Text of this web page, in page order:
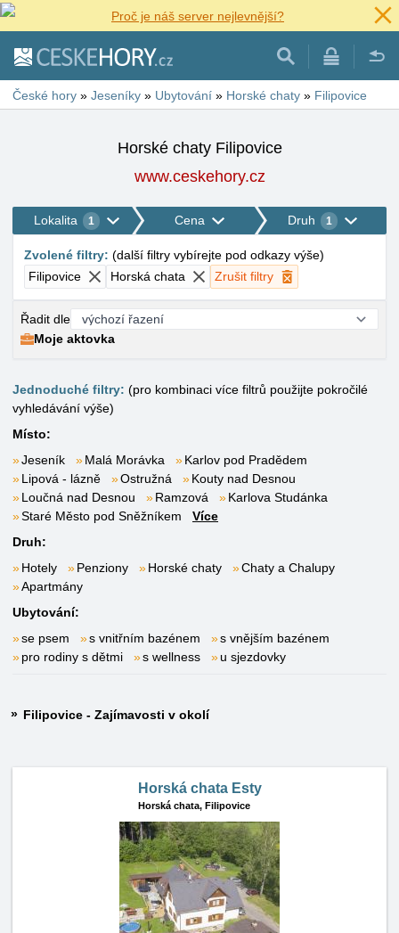
Proč je náš server nejlevnější?
České hory » Jeseníky » Ubytování » Horské chaty » Filipovice
Horské chaty Filipovice
www.ceskehory.cz
Lokalita 1 Cena Druh 1
Zvolené filtry: (další filtry vybírejte pod odkazy výše)
Filipovice
Horská chata Zrušit filtry
Řadit dle
Moje aktovka
Jednoduché filtry: (pro kombinaci více filtrů použijte pokročilé
vyhledávání výše)
Místo:
Jeseník
Malá Morávka
Karlov pod Pradědem
Lipová - lázně
Ostružná
Kouty nad Desnou
Loučná nad Desnou
Ramzová
Karlova Studánka
Staré Město pod Sněžníkem
Více
Druh:
Hotely
Penziony Horské chaty
Chaty a Chalupy
Apartmány
Ubytování:
se psem
s vnitřním bazénem
s vnějším bazénem
pro rodiny s dětmi
s wellness u sjezdovky
Filipovice - Zajímavosti v okolí
Horská chata Esty
Horská chata, Filipovice